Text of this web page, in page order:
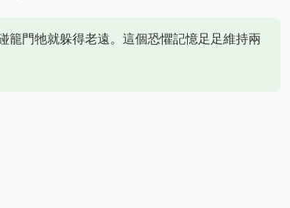
籠門牠就躲得老遠。這個恐懼記憶足足維持兩